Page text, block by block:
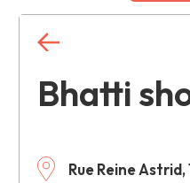
Bhatti
Rue Reine
+
−